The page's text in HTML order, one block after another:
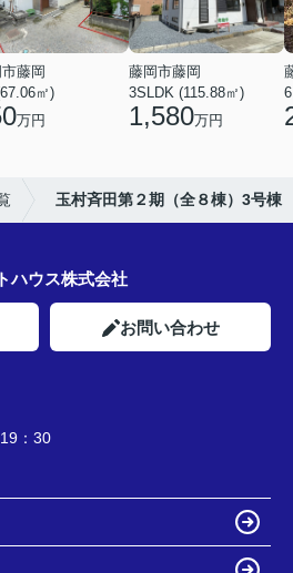
藤岡
㎡)
万円
藤岡市藤岡
3SLDK (115.88㎡)
1,580万円
玉村斉田第２期（全８棟）3号棟
ハウス株式会社
お問い合わせ
：30